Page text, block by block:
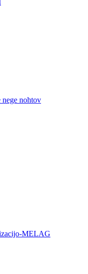
nege nohtov
MELAG